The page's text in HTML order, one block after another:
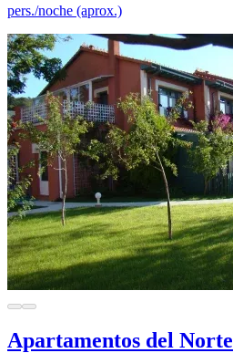
pers./noche (aprox.)
Apartamentos del Norte